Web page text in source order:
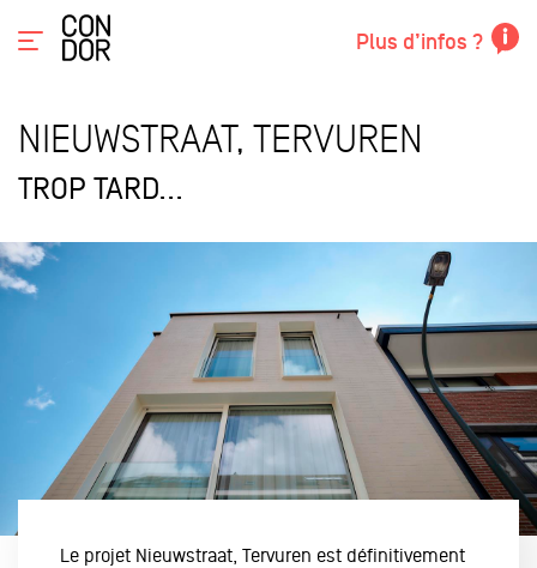
Plus d’infos ?
NIEUWSTRAAT, TERVUREN
TROP TARD...
Le projet Nieuwstraat, Tervuren est définitivement